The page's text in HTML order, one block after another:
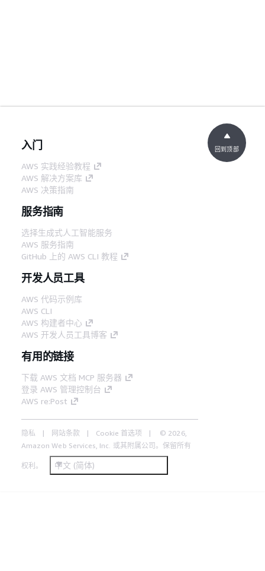
入门
AWS 实践经验教程
AWS 解决方案库
AWS 决策指南
服务指南
选择生成式人工智能服务
AWS 服务指南
GitHub 上的 AWS CLI 教程
开发人员工具
AWS 代码示例库
AWS CLI
AWS 构建者中心
AWS 开发人员工具博客
有用的链接
下载 AWS 文档 MCP 服务器
登录 AWS 管理控制台
AWS re:Post
隐私 网站条款 Cookie 首选项
© 2026,
Amazon Web Services, Inc. 或其附属公司。保留所有
权利。 中文 (简体)
回到顶部